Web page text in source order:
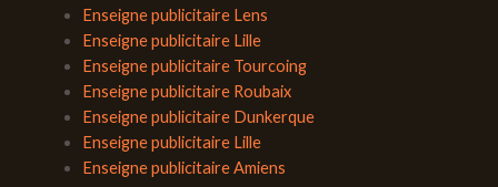
Enseigne publicitaire Lens
Enseigne publicitaire Lille
Enseigne publicitaire Tourcoing
Enseigne publicitaire Roubaix
Enseigne publicitaire Dunkerque
Enseigne publicitaire Lille
Enseigne publicitaire Amiens